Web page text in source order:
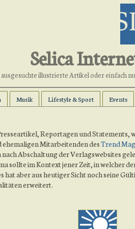
Selica
ausgesuchte illustrierte Artikel oder einfach
Musik Lifestyle & Sport Events
Reportagen und Statements,
ehemaligen Mitarbeitenden desTrend
Abschaltung der Verlagswebsites
sollte im Kontext jener Zeit, in welcher
hat aber aus heutiger Sicht noch seine
erweitert.